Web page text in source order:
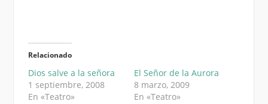
Relacionado
Dios salve a la señora
1 septiembre, 2008
En «Teatro»
El Señor de la Aurora
8 marzo, 2009
En «Teatro»